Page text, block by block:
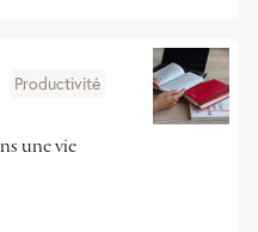
Productivité
une vie